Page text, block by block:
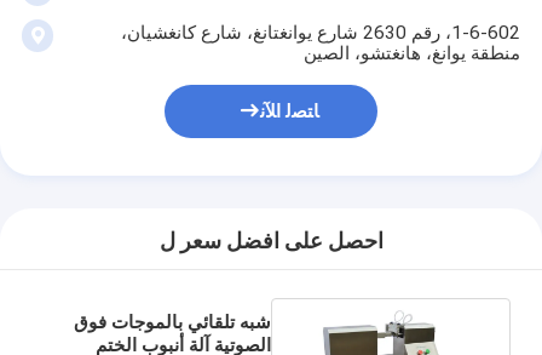
1-6-602، رقم 2630 شارع يوانغتانغ، شارع كانغشيان،
منطقة يوانغ، هانغتشو، الصين
ﺎﺘﺼﻟ ﺍﻶﻧ
احصل على افضل سعر ل
شبه تلقائي بالموجات فوق
الصوتية آلة أنبوب الختم